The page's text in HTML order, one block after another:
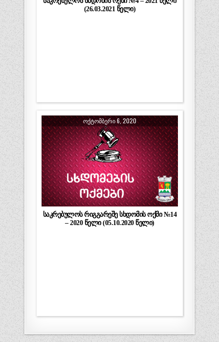
(26.03.2021 წელი)
ᲝᲥᲢᲝᲛᲑᲔᲠᲘ 6, 2020
საკრებულოს რიგგარეშე სხდომის ოქმი №14
– 2020 წელი (05.10.2020 წელი)